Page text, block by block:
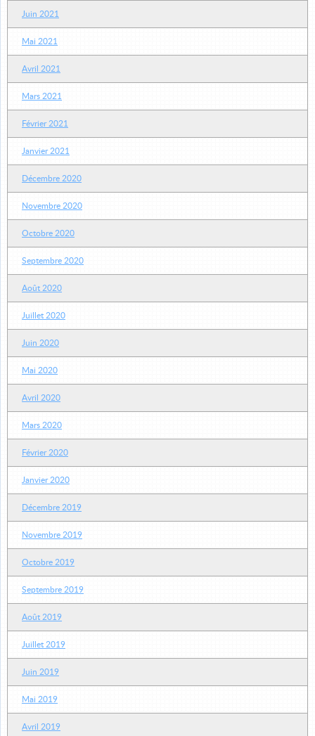
Juin 2021
Mai 2021
Avril 2021
Mars 2021
Février 2021
Janvier 2021
Décembre 2020
Novembre 2020
Octobre 2020
Septembre 2020
Août 2020
Juillet 2020
Juin 2020
Mai 2020
Avril 2020
Mars 2020
Février 2020
Janvier 2020
Décembre 2019
Novembre 2019
Octobre 2019
Septembre 2019
Août 2019
Juillet 2019
Juin 2019
Mai 2019
Avril 2019